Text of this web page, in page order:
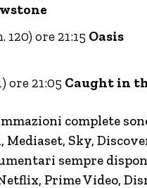
120) ore 21:15 Oasis
ore 21:05 Caught in
complete
Mediaset, Sky,
sempre
Prime Video,